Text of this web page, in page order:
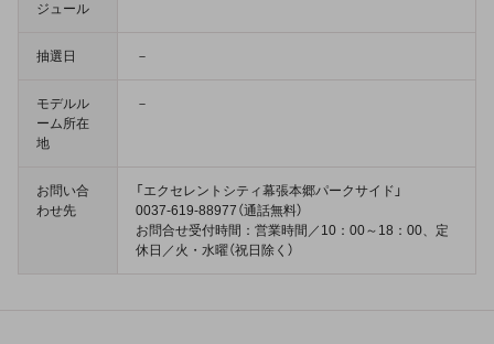
ジュール
抽選日 －
モデルル
ーム所在
地
－
お問い合
わせ先
「エクセレントシティ幕張本郷パークサイド」
0037-619-88977（通話無料）
お問合せ受付時間：営業時間／10：00～18：00、定
休日／火・水曜（祝日除く）